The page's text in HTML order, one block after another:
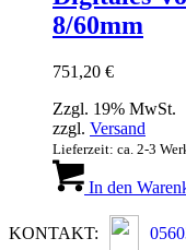
8/60mm
751,20 €
Zzgl. 19% MwSt.
zzgl. Versand
Lieferzeit: ca. 2-3
In den
KONTAKT: